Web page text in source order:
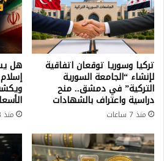
تركيا وسوريا توقعان اتفاقية
لإنشاء “الجامعة السورية
التركية” في دمشق.. منح
دراسية واعتراف بالشهادات
منذ 7 ساعات
هل
منذ 8 ساعات